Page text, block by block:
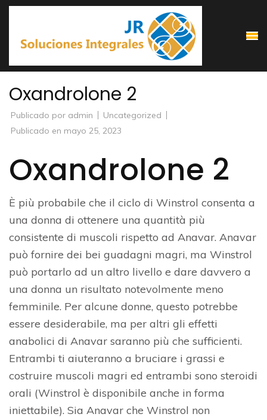
Saltar
contenido
tecla
Intro)
Oxandrolone 2
Publicado por admin
Uncategorized
Publicado en mayo 25, 2023
Oxandrolone 2
È più probabile che il ciclo di Winstrol consenta a
una donna di ottenere una quantità più
consistente di muscoli rispetto ad Anavar. Anavar
può fornire dei bei guadagni magri, ma Winstrol
può portarlo ad un altro livello e dare davvero a
una donna un risultato notevolmente meno
femminile. Per alcune donne, questo potrebbe
essere desiderabile, ma per altri gli effetti
anabolici di Anavar saranno più che sufficienti.
Entrambi ti aiuteranno a bruciare i grassi e
costruire muscoli magri ed entrambi sono steroidi
orali (Winstrol è disponibile anche in forma
iniettabile). Sia Anavar che Winstrol non